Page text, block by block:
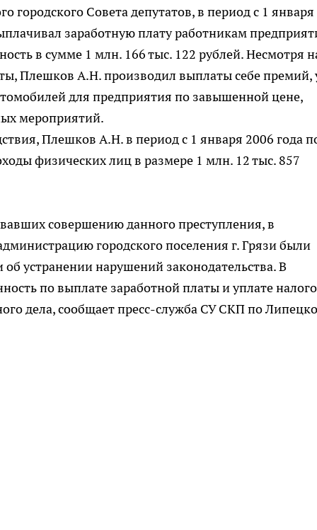
городского Совета депутатов, в период с 1
заработную плату работникам
в сумме 1 млн. 166 тыс. 122 рублей. Несмотря
Плешков А.Н. производил выплаты себе премий,
для предприятия по завышенной цене,
мероприятий.
Плешков А.Н. в период с 1 января 2006 года
физических лиц в размере 1 млн. 12 тыс. 857
совершению данного преступления, в
городского поселения г. Грязи были
устранении нарушений законодательства. В
по выплате заработной платы и уплате
дела, сообщает пресс-служба СУ СКП по